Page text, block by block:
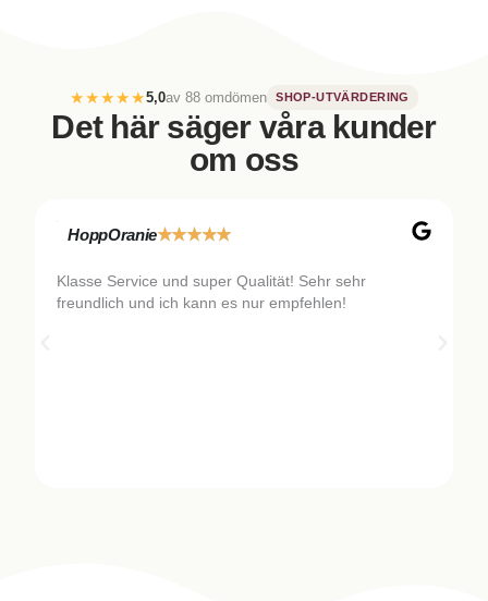
★★★★★5,0av 88 omdömen SHOP-UTVÄRDERING
Det här säger våra kunder
om oss
HoppOranie★★★★★
Klasse Service und super Qualität! Sehr sehr
freundlich und ich kann es nur empfehlen!